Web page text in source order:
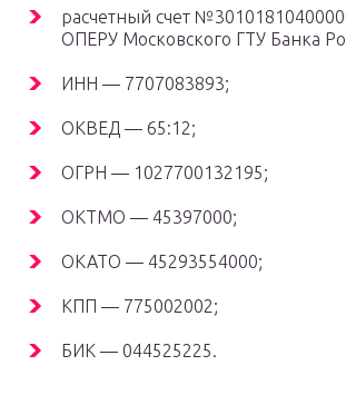
расчетный счет
ОПЕРУ Московского ГТУ Банка
ИНН — 7707083893;
ОКВЕД — 65:12;
ОГРН — 1027700132195;
ОКТМО — 45397000;
ОКАТО — 45293554000;
КПП — 775002002;
БИК — 044525225.